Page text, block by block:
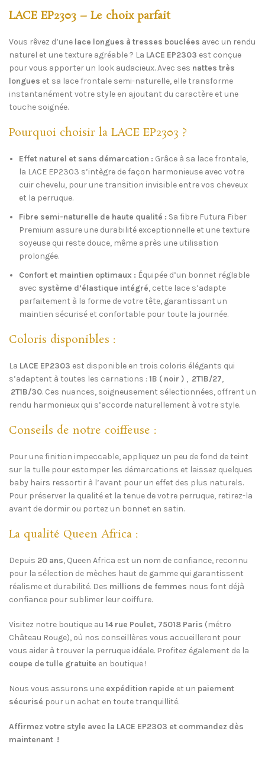
SKU:N/A
Partager
LACE EP2303 – Le choix parfait
Vous rêvez d’une lace longues à tresses bouclées avec un rendu
naturel et une texture agréable ? La LACE EP2303 est conçue
pour vous apporter un look audacieux. Avec ses nattes très
longues et sa lace frontale semi-naturelle, elle transforme
instantanément votre style en ajoutant du caractère et une
touche soignée.
Pourquoi choisir la LACE EP2303 ?
Effet naturel et sans démarcation : Grâce à sa lace frontale,
la LACE EP2303 s’intègre de façon harmonieuse avec votre
cuir chevelu, pour une transition invisible entre vos cheveux
et la perruque.
Fibre semi-naturelle de haute qualité : Sa fibre Futura Fiber
Premium assure une durabilité exceptionnelle et une texture
soyeuse qui reste douce, même après une utilisation
prolongée.
Confort et maintien optimaux : Équipée d’un bonnet réglable
avec système d’élastique intégré, cette lace s’adapte
parfaitement à la forme de votre tête, garantissant un
maintien sécurisé et confortable pour toute la journée.
Coloris disponibles :
La LACE EP2303 est disponible en trois coloris élégants qui
s’adaptent à toutes les carnations : 1B ( noir ) , 2T1B/27,
2T1B/30. Ces nuances, soigneusement sélectionnées, offrent un
rendu harmonieux qui s’accorde naturellement à votre style.
Conseils de notre coiffeuse :
Pour une finition impeccable, appliquez un peu de fond de teint
sur la tulle pour estomper les démarcations et laissez quelques
baby hairs ressortir à l’avant pour un effet des plus naturels.
Pour préserver la qualité et la tenue de votre perruque, retirez-la
avant de dormir ou portez un bonnet en satin.
La qualité Queen Africa :
Depuis 20 ans, Queen Africa est un nom de confiance, reconnu
pour la sélection de mèches haut de gamme qui garantissent
réalisme et durabilité. Des millions de femmes nous font déjà
confiance pour sublimer leur coiffure.
Visitez notre boutique au 14 rue Poulet, 75018 Paris (métro
Château Rouge), où nos conseillères vous accueilleront pour
vous aider à trouver la perruque idéale. Profitez également de la
coupe de tulle gratuite en boutique !
Nous vous assurons une expédition rapide et un paiement
sécurisé pour un achat en toute tranquillité.
Affirmez votre style avec la LACE EP2303 et commandez dès
maintenant !